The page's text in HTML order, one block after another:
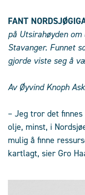
FANT
på Utsirahøyden
Stavanger. Funnet
gjorde viste seg å
Av Øyvind Knoph
– Jeg tror det
olje, minst, i
mulig å finne
kartlagt, sier Gro